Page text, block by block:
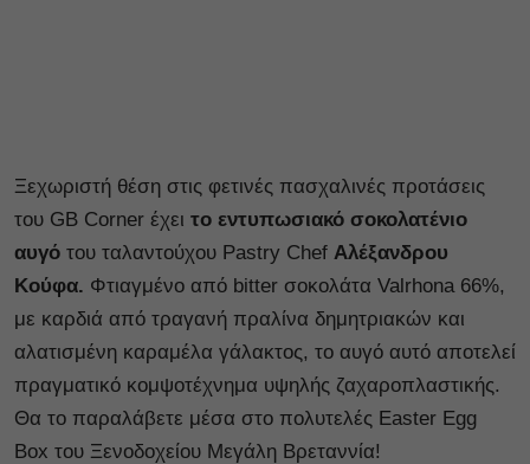
Ξεχωριστή θέση στις φετινές πασχαλινές προτάσεις
του GB Corner έχει το εντυπωσιακό σοκολατένιο
αυγό του ταλαντούχου Pastry Chef Αλέξανδρου
Κούφα. Φτιαγμένο από bitter σοκολάτα Valrhona 66%,
με καρδιά από τραγανή πραλίνα δημητριακών και
αλατισμένη καραμέλα γάλακτος, το αυγό αυτό αποτελεί
πραγματικό κομψοτέχνημα υψηλής ζαχαροπλαστικής.
Θα το παραλάβετε μέσα στο πολυτελές Easter Egg
Box του Ξενοδοχείου Μεγάλη Βρεταννία!